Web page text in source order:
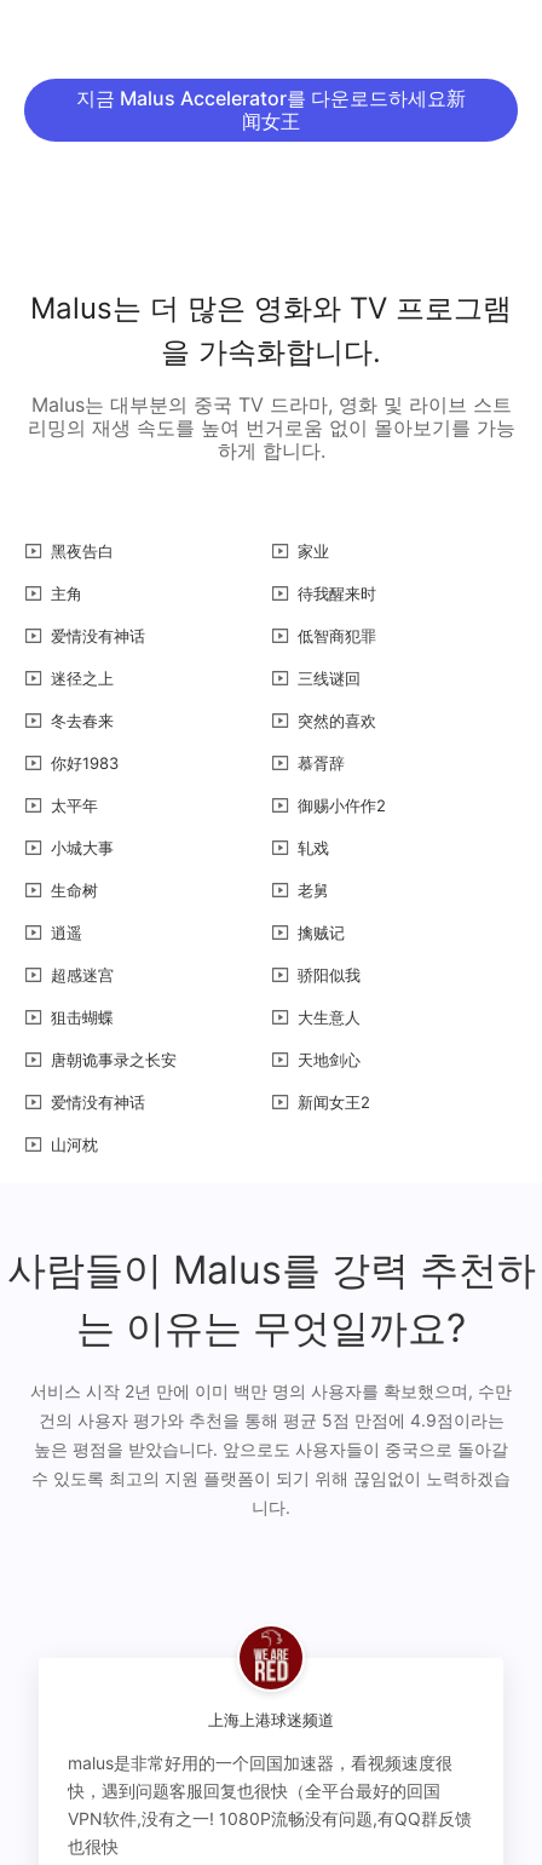
지금 Malus Accelerator를 다운로드하세요新
闻女王
Malus는 더 많은 영화와 TV 프로그램
을 가속화합니다.
Malus는 대부분의 중국 TV 드라마, 영화 및 라이브 스트
리밍의 재생 속도를 높여 번거로움 없이 몰아보기를 가능
하게 합니다.
黑夜告白 家业
主角 待我醒来时
爱情没有神话 低智商犯罪
迷径之上 三线谜回
冬去春来 突然的喜欢
你好1983 慕胥辞
太平年 御赐小仵作2
小城大事 轧戏
生命树 老舅
逍遥 擒贼记
超感迷宫 骄阳似我
狙击蝴蝶 大生意人
唐朝诡事录之长安 天地剑心
爱情没有神话 新闻女王2
山河枕
사람들이 Malus를 강력 추천하
는 이유는 무엇일까요?
서비스 시작 2년 만에 이미 백만 명의 사용자를 확보했으며, 수만
건의 사용자 평가와 추천을 통해 평균 5점 만점에 4.9점이라는
높은 평점을 받았습니다. 앞으로도 사용자들이 중국으로 돌아갈
수 있도록 최고의 지원 플랫폼이 되기 위해 끊임없이 노력하겠습
니다.
上海上港球迷频道
malus是非常好用的一个回国加速器，看视频速度很
快，遇到问题客服回复也很快（全平台最好的回国
VPN软件,没有之一! 1080P流畅没有问题,有QQ群反馈
也很快